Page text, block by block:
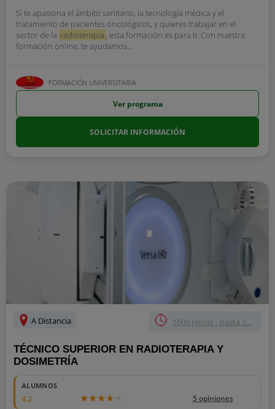
Si te apasiona el ámbito sanitario, la tecnología médica y el
tratamiento de pacientes oncológicos, y quieres trabajar en el
sector de la radioterapia , esta formación es para ti. Con nuestra
formación online, te ayudamos...
FORMACIÓN UNIVERSITARIA
Ver programa
SOLICITAR INFORMACIÓN
A Distancia 1600 Horas - hasta 2...
TÉCNICO SUPERIOR EN RADIOTERAPIA Y
DOSIMETRÍA
ALUMNOS
4.2 5 opiniones